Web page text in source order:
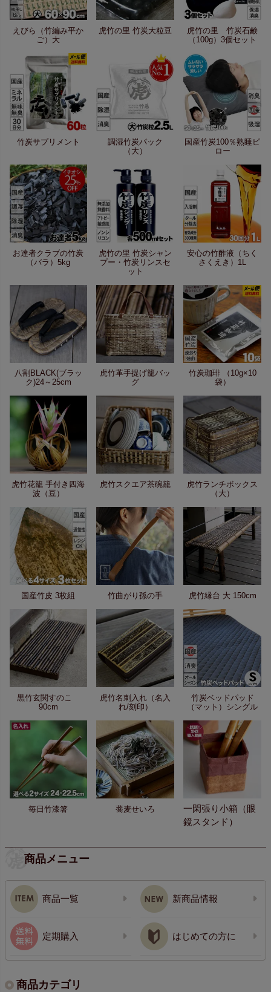
えびら（竹編み平か
ご）大
虎竹の里 竹炭大粒豆
虎竹の里 竹炭石鹸
（100g）3個セット
竹炭サプリメント
調湿竹炭パック
（大）
国産竹炭100％熟睡ピ
ロー
お達者クラブの竹炭
（バラ）5kg
虎竹の里 竹炭シャン
プー・竹炭リンスセ
ット
安心の竹酢液（ちく
さくえき）1L
八割BLACK(ブラッ
ク)24～25cm
虎竹革手提げ籠バッ
グ
竹炭珈琲 （10g×10
袋）
虎竹花籠 手付き四海
波（豆）
虎竹スクエア茶碗籠
虎竹ランチボックス
（大）
国産竹皮 3枚組 竹曲がり孫の手 虎竹縁台 大 150cm
黒竹玄関すのこ
90cm
虎竹名刺入れ（名入
れ/刻印）
竹炭ベッドパッド
（マット）シングル
毎日竹漆箸 蕎麦せいろ
一閑張り小箱（眼
鏡スタンド）
商品メニュー
商品一覧 新商品情報
定期購入 はじめての方に
商品カテゴリ